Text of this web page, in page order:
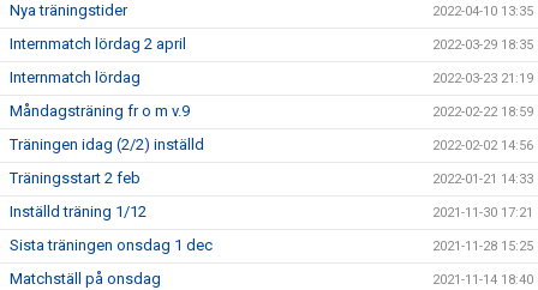
Nya träningstider 2022-04-10 13:35
Internmatch lördag 2 april 2022-03-29 18:35
Internmatch lördag 2022-03-23 21:19
Måndagsträning fr o m v.9 2022-02-22 18:59
Träningen idag (2/2) inställd 2022-02-02 14:56
Träningsstart 2 feb 2022-01-21 14:33
Inställd träning 1/12 2021-11-30 17:21
Sista träningen onsdag 1 dec 2021-11-28 15:25
Matchställ på onsdag 2021-11-14 18:40